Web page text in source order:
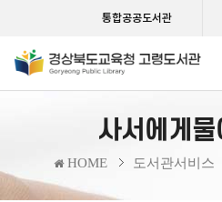
통합공공도서관
사서에게
HOME 도서관서비스